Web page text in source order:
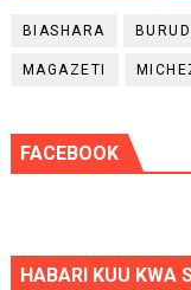
BIASHARA
MAGAZETI
FACEBOOK
HABARI KUU KWA